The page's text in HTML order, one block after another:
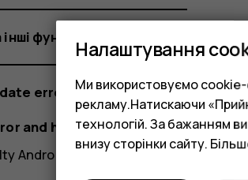
функції
error
and how did it occur?
Android update rolled out
Налаштування
Ми використовуємо cookie-
рекламу.Натискаючи
технологій. За бажанням
внизу сторінки сайту.